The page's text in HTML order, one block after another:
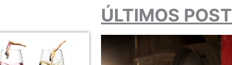
ÚLTIMOS POST